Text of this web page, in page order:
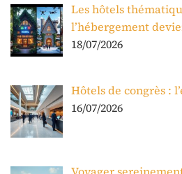
Les hôtels
l’hébergement
18/07/2026
Hôtels de congrès :
16/07/2026